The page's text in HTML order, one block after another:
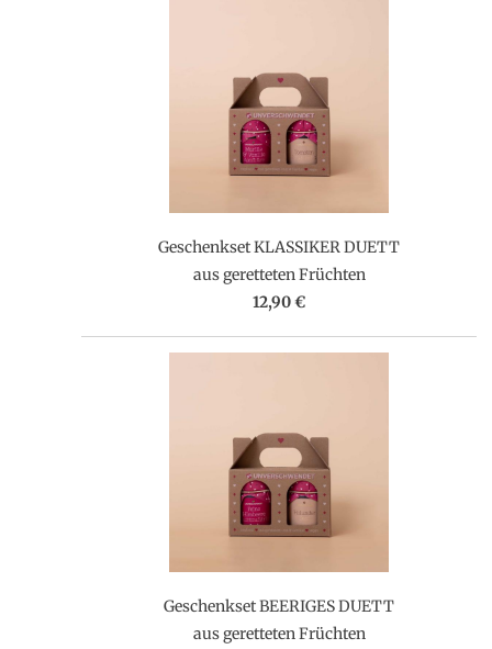
Geschenkset KLASSIKER DUETT
aus geretteten Früchten
12,90 €
Geschenkset BEERIGES DUETT
aus geretteten Früchten